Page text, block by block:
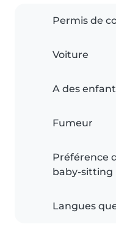
Permis de
Voiture
A des
Fumeur
Préférence
baby-sitting
Langues